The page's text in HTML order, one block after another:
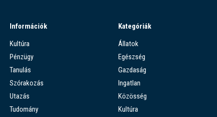
Információk
Kultúra
Pénzügy
Tanulás
Szórakozás
Utazás
Tudomány
Kategóriák
Állatok
Egészség
Gazdaság
Ingatlan
Közösség
Kultúra